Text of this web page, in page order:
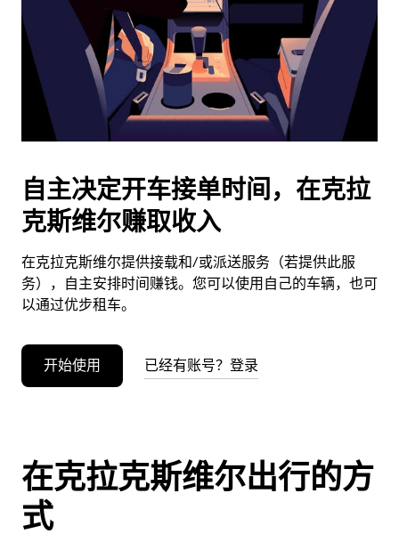
期。
按
退
闭
日
历。
自主决定开车接单时间，在克拉
克斯维尔赚取收入
在克拉克斯维尔提供接载和/或派送服务（若提供此服
务），自主安排时间赚钱。您可以使用自己的车辆，也可
以通过优步租车。
开始使用 已经有账号？登录
在克拉克斯维尔出行的方
式